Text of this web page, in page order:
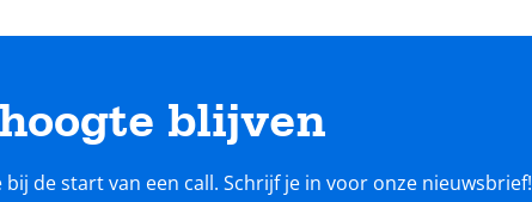
blijven
de start van een call. Schrijf je in voor onze nieuwsbrief!